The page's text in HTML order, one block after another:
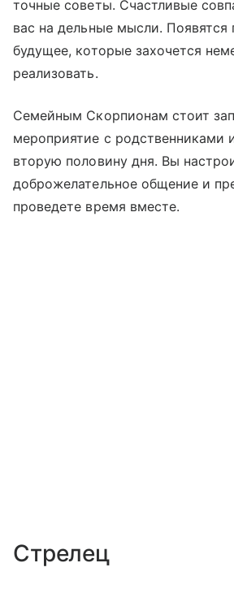
точные советы. Счастливые
вас на дельные мысли. Появятся
будущее, которые захочется
реализовать.
Семейным Скорпионам стоит
мероприятие с родственниками
вторую половину дня. Вы
доброжелательное общение и
проведете время вместе.
Стрелец